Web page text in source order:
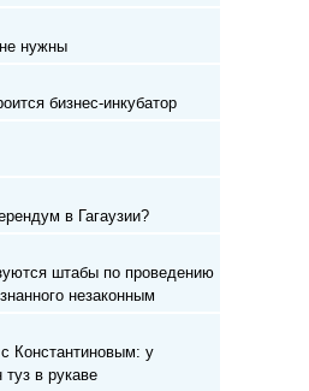
нужны
бизнес-инкубатор
в Гагаузии?
штабы по проведению
незаконным
Константиновым: у
туз в рукаве